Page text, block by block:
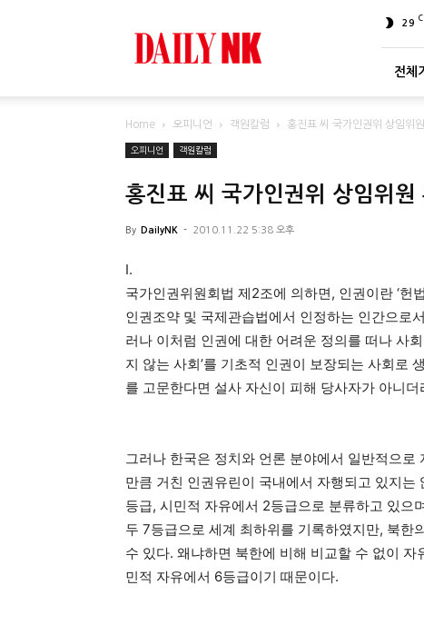
29 C
전체
Home 오피니언 객원칼럼 홍진표 씨 국가인권위 상임위
오피니언 객원칼럼
홍진표 씨 국가인권위 상임위원
By DailyNK - 2010.11.22 5:38 오후
I.
국가인권위원회법 제2조에 의하면, 인권이란 ‘헌
인권조약 및 국제관습법에서 인정하는 인간으로
러나 이처럼 인권에 대한 어려운 정의를 떠나 사
지 않는 사회’를 기초적 인권이 보장되는 사회로
를 고문한다면 설사 자신이 피해 당사자가 아니
그러나 한국은 정치와 언론 분야에서 일반적으
만큼 거친 인권유린이 국내에서 자행되고 있지
등급, 시민적 자유에서 2등급으로 분류하고 있으
두 7등급으로 세계 최하위를 기록하였지만, 북한
수 있다. 왜냐하면 북한에 비해 비교할 수 없이
민적 자유에서 6등급이기 때문이다.